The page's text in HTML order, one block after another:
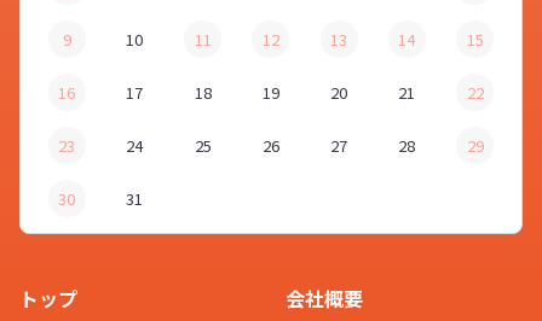
9 10 11 12 13 14 15
16 17 18 19 20 21 22
23 24 25 26 27 28 29
30 31
トップ
会社概要